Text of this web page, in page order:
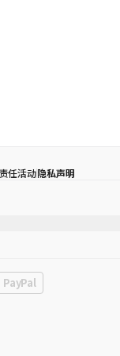
任活动隐私声明
， coex)
PayPal